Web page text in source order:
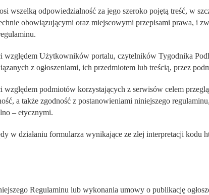
wszelką odpowiedzialność za jego szeroko pojętą treść, w
obowiązującymi oraz miejscowymi przepisami prawa, i
względem Użytkowników portalu, czytelników Tygodnika
z ogłoszeniami, ich przedmiotem lub treścią, przez
podmiotów korzystających z serwisów celem
a także zgodność z postanowieniami niniejszego
– etycznymi.
w działaniu formularza wynikające ze złej interpretacji kodu
Regulaminu lub wykonania umowy o publikację